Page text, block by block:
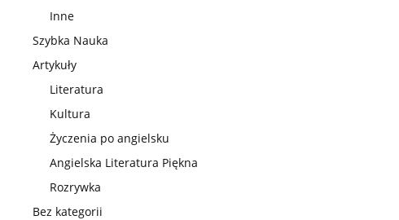
Inne
Szybka Nauka
Artykuły
Literatura
Kultura
Życzenia po angielsku
Angielska Literatura Piękna
Rozrywka
Bez kategorii